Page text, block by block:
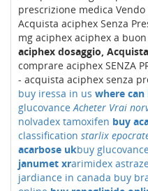
prescrizione medica
Acquista aciphex Senza
mg aciphex aciphex a
aciphex dosaggio,
comprare aciphex SENZA
- acquista aciphex senza
buy iressa in us where
glucovance Acheter Vrai
nolvadex tamoxifen buy
classification starlix
acarbose ukbuy
janumet xrarimidex
jardiance in canada buy